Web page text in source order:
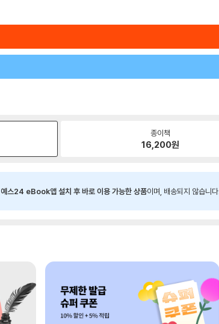
종이책
16,200원
예스24 eBook앱 설치 후 바로 이용 가능한 상품이며, 배송되지 않습니다.